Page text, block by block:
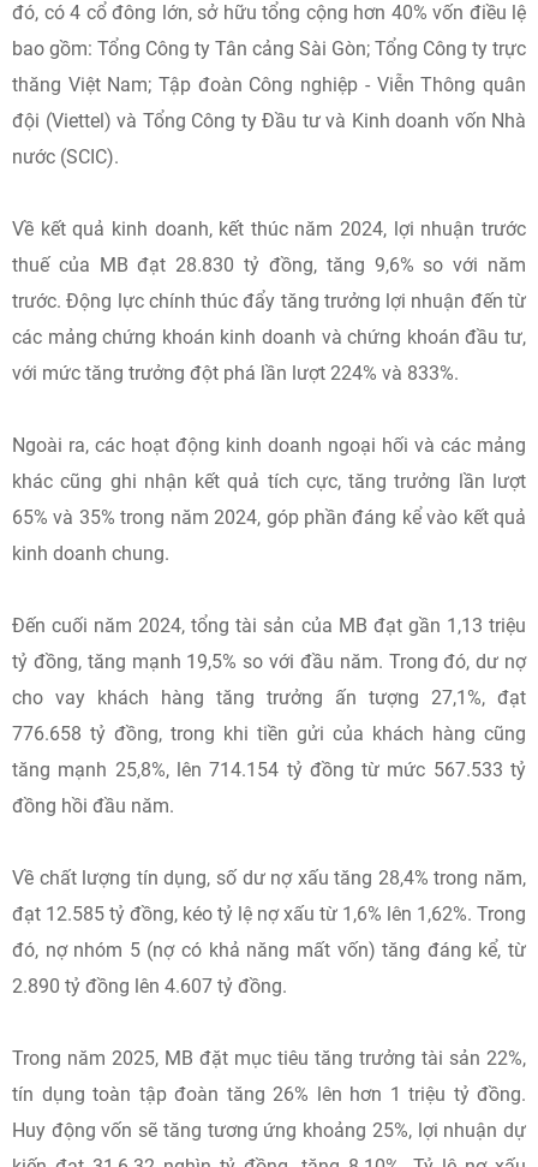
đó, có 4 cổ đông lớn, sở hữu tổng cộng hơn 40% vốn điều lệ
bao gồm: Tổng Công ty Tân cảng Sài Gòn; Tổng Công ty trực
thăng Việt Nam; Tập đoàn Công nghiệp - Viễn Thông quân
đội (Viettel) và Tổng Công ty Đầu tư và Kinh doanh vốn Nhà
nước (SCIC).
Về kết quả kinh doanh, kết thúc năm 2024, lợi nhuận trước
thuế của MB đạt 28.830 tỷ đồng, tăng 9,6% so với năm
trước. Động lực chính thúc đẩy tăng trưởng lợi nhuận đến từ
các mảng chứng khoán kinh doanh và chứng khoán đầu tư,
với mức tăng trưởng đột phá lần lượt 224% và 833%.
Ngoài ra, các hoạt động kinh doanh ngoại hối và các mảng
khác cũng ghi nhận kết quả tích cực, tăng trưởng lần lượt
65% và 35% trong năm 2024, góp phần đáng kể vào kết quả
kinh doanh chung.
Đến cuối năm 2024, tổng tài sản của MB đạt gần 1,13 triệu
tỷ đồng, tăng mạnh 19,5% so với đầu năm. Trong đó, dư nợ
cho vay khách hàng tăng trưởng ấn tượng 27,1%, đạt
776.658 tỷ đồng, trong khi tiền gửi của khách hàng cũng
tăng mạnh 25,8%, lên 714.154 tỷ đồng từ mức 567.533 tỷ
đồng hồi đầu năm.
Về chất lượng tín dụng, số dư nợ xấu tăng 28,4% trong năm,
đạt 12.585 tỷ đồng, kéo tỷ lệ nợ xấu từ 1,6% lên 1,62%. Trong
đó, nợ nhóm 5 (nợ có khả năng mất vốn) tăng đáng kể, từ
2.890 tỷ đồng lên 4.607 tỷ đồng.
Trong năm 2025, MB đặt mục tiêu tăng trưởng tài sản 22%,
tín dụng toàn tập đoàn tăng 26% lên hơn 1 triệu tỷ đồng.
Huy động vốn sẽ tăng tương ứng khoảng 25%, lợi nhuận dự